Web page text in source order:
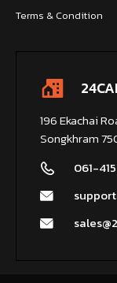
Terms & Condition
196 Ekachai
Songkhram
061-